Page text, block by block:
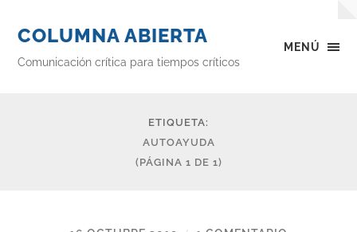
MENÚ
COLUMNA ABIERTA
Comunicación crítica para tiempos críticos
ETIQUETA:
AUTOAYUDA
(PÁGINA 1 DE 1)